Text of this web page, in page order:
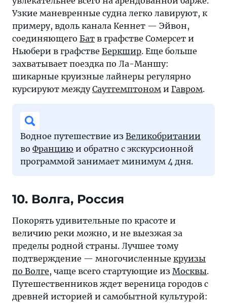
Узкие маневренные судна легко лавируют, к
примеру, вдоль канала Кеннет — Эйвон,
соединяющего Бат в графстве Сомерсет и
Ньюбери в графстве Беркшир. Еще больше
захватывает поездка по Ла-Маншу:
шикарные круизные лайнеры регулярно
курсируют междуСаутгемптоном и Гавром.
Водное путешествие из Великобритании
во Францию и обратно с экскурсионной
программой занимает минимум 4 дня.
10. Волга, Россия
Покорять удивительные по красоте и
величию реки можно, и не выезжая за
пределы родной страны. Лучшее тому
подтверждение — многочисленные круизы
по Волге, чаще всего стартующие из Москвы.
Путешественников ждет вереница городов с
древней историей и самобытной культурой: